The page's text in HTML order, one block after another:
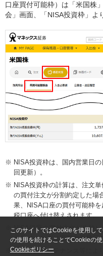
口座買付可能枠）は「米国株
会」画面、「NISA投資枠」よ
NISA投資枠は、国内営業日
回更新）。
NISA投資枠の計算は、注文
の買付注文が分割約定した場
果、NISA口座の買付可能枠
税口座へ付け替えされます。
NISA口座の買付注文が失効
るタイミングは翌国内営業日
システムメンテナンス等によ
このサイトではCookieを使用し
の使用を続けることでCookieの
Cookieポリシー